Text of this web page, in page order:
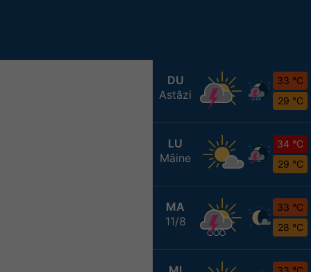
DU
Astăzi
33 °C
29 °C
LU
Mâine
34 °C
29 °C
MA
11/8
33 °C
28 °C